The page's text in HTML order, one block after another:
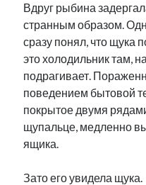
Вдруг рыбина
странным образом.
сразу понял, что щука
это холодильник там,
подрагивает.
поведением бытовой
покрытое двумя
щупальце, медленно
ящика.
Зато его увидела щука.